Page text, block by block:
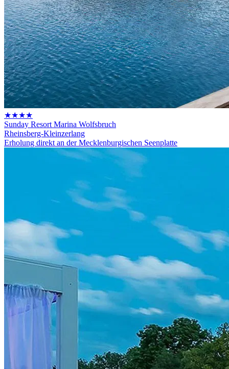
★★★★
Sunday Resort Marina Wolfsbruch
Rheinsberg-Kleinzerlang
Erholung direkt an der Mecklenburgischen Seenplatte